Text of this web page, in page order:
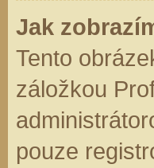
Jak
Tento
záložkou
pouze